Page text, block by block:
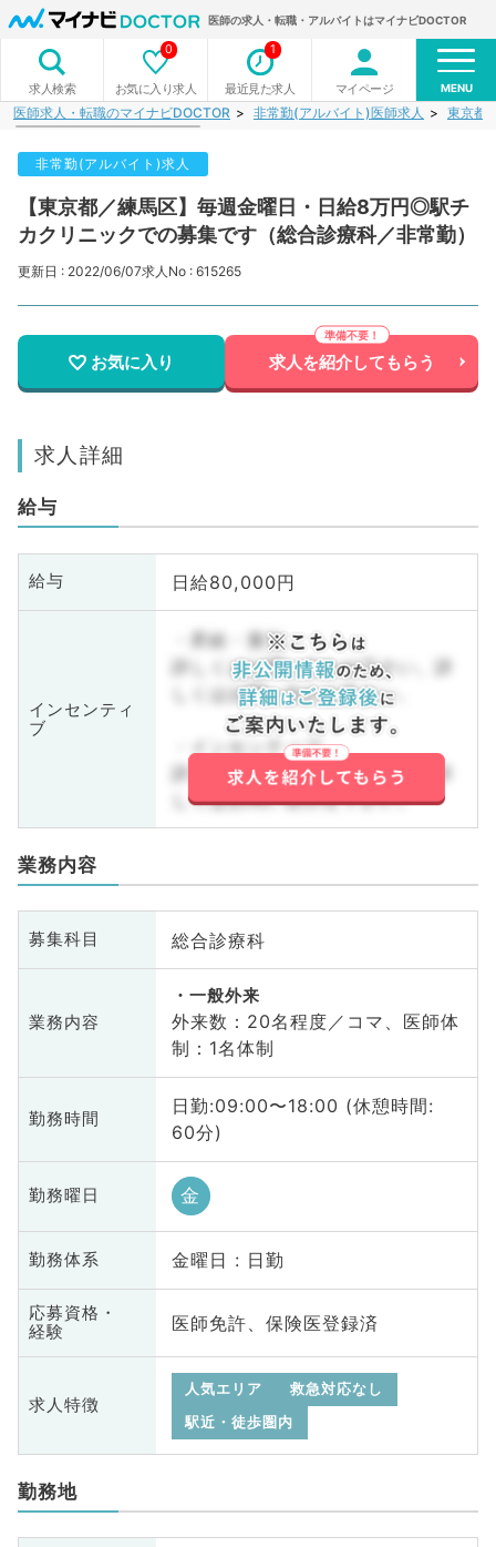
医師の求人・転職・アルバイトはマイナビDOCTOR
求人検索 お気に入り求人
0
最近見た求人
1
マイページ MENU
医師求人・転職のマイナビDOCTOR 非常勤(アルバイト)医師求人 東京都
非常勤(アルバイト)求人
【東京都／練馬区】毎週金曜日・日給8万円◎駅チ
カクリニックでの募集です（総合診療科／非常勤）
更新日 : 2022/06/07求人No : 615265
お気に入り 求人を紹介してもらう
求人詳細
給与
給与 日給80,000円
インセンティ
ブ
・昇給・賞与
詳しくはお問い合わせ下さい。詳
しくはお問い合わせ下さい。
・インセンティブ
詳しくはお問い合わせ下さい。詳
しくはお問い合わせ下さい。
業務内容
募集科目 総合診療科
業務内容
一般外来
外来数：20名程度／コマ、医師体
制：1名体制
勤務時間
日勤:09:00〜18:00 (休憩時間:
60分)
勤務曜日 金
勤務体系 金曜日 : 日勤
応募資格・
経験
医師免許、保険医登録済
求人特徴
人気エリア
救急対応なし
駅近・徒歩圏内
勤務地